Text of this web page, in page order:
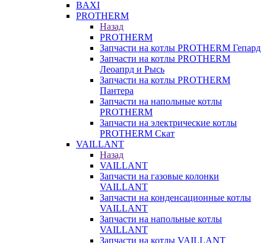
BAXI
PROTHERM
Назад
PROTHERM
Запчасти на котлы PROTHERM Гепард
Запчасти на котлы PROTHERM
Леоапрд и Рысь
Запчасти на котлы PROTHERM
Пантера
Запчасти на напольные котлы
PROTHERM
Запчасти на электрические котлы
PROTHERM Скат
VAILLANT
Назад
VAILLANT
Запчасти на газовые колонки
VAILLANT
Запчасти на конденсационные котлы
VAILLANT
Запчасти на напольные котлы
VAILLANT
Запчасти на котлы VAILLANT